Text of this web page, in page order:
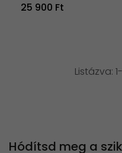
25 900 Ft
Listázva:
Hódítsd meg a